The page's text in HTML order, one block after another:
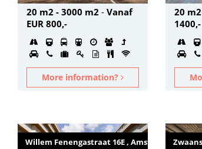
20 m2 - 3000 m2 - Vanaf
EUR 800,-
More information?
20
Willem Fenengastraat 16E , Amsterdam